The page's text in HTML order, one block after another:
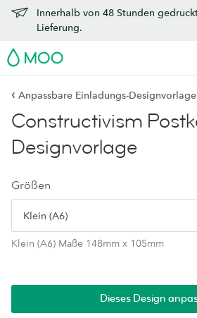
Innerhalb von 48 Stunden
Lieferung.
MOO
‹ Anpassbare Einladungs-
Constructivism
Designvorlage
Größen
Klein (A6)
Klein (A6) Maße 148mm x 105mm
Dieses Design